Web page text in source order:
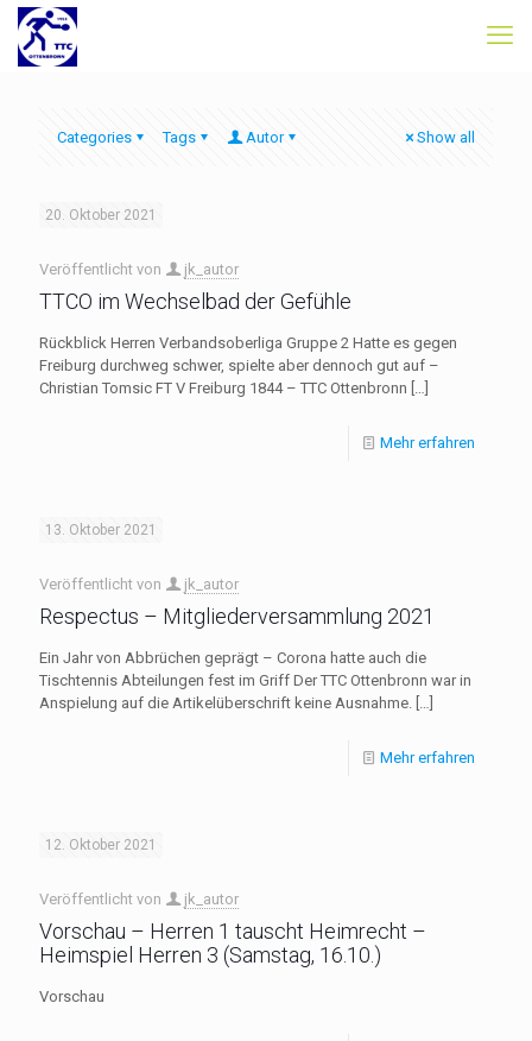
Categories Tags Autor Show all
20. Oktober 2021
Veröffentlicht von jk_autor
TTCO im Wechselbad der Gefühle
Rückblick Herren Verbandsoberliga Gruppe 2 Hatte es gegen
Freiburg durchweg schwer, spielte aber dennoch gut auf –
Christian Tomsic FT V Freiburg 1844 – TTC Ottenbronn […]
Mehr erfahren
13. Oktober 2021
Veröffentlicht von jk_autor
Respectus – Mitgliederversammlung 2021
Ein Jahr von Abbrüchen geprägt – Corona hatte auch die
Tischtennis Abteilungen fest im Griff Der TTC Ottenbronn war in
Anspielung auf die Artikelüberschrift keine Ausnahme. […]
Mehr erfahren
12. Oktober 2021
Veröffentlicht von jk_autor
Vorschau – Herren 1 tauscht Heimrecht –
Heimspiel Herren 3 (Samstag, 16.10.)
Vorschau